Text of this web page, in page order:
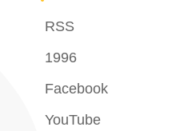
RSS
1996
Facebook
YouTube